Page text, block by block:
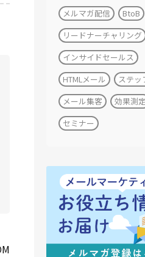
メルマガ配信 BtoB
リードナーチャリング
インサイドセールス
HTMLメール
ステッ
メール集客
効果測定
セミナー